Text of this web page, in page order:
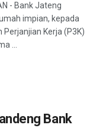
- Bank Jateng
impian, kepada
Kerja (P3K)
...
Bank